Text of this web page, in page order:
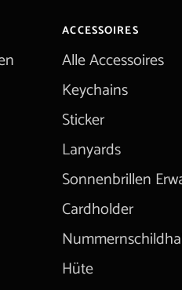
ACCESSOIRES
Alle Accessoires
Keychains
Sticker
Lanyards
Sonnenbrillen
Cardholder
Hüte